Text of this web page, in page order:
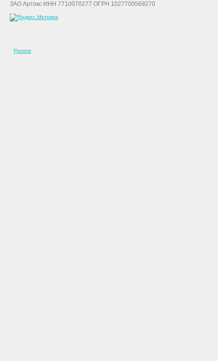
ЗАО Артокс ИНН 7710070277 ОГРН 1027700569270
Разное